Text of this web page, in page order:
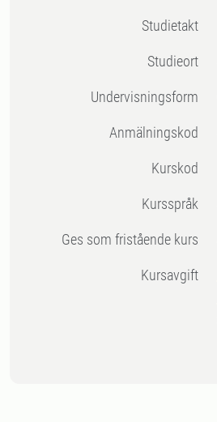
Studietakt
Studieort
Undervisningsform
Anmälningskod
Kurskod
Kursspråk
Ges som fristående kurs
Kursavgift